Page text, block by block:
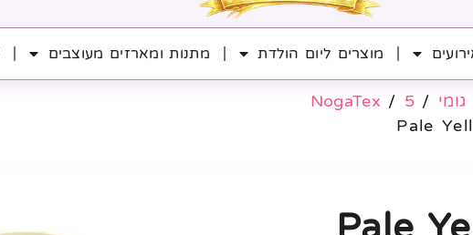
מוצרים ליום הולדת מתנות ומארזים מעוצבים
גומי /
NogaTex / 5